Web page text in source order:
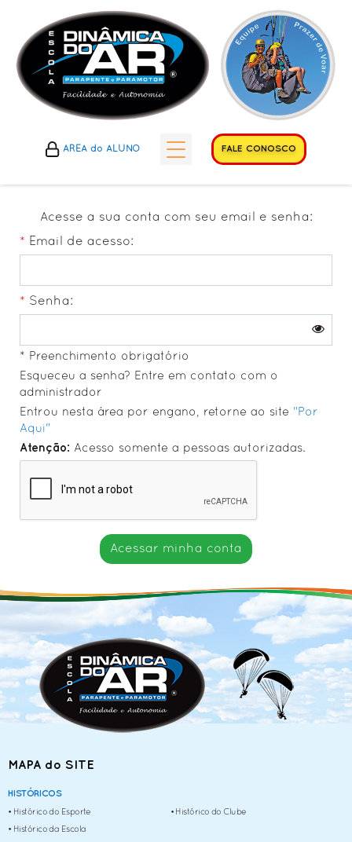
• Histórico do Esporte
• Histórico do Clube
A ESCOLA
• Diferenciais Escola
✓ Curso ParaPente (PG)
✓ Curso ParaMotor (PPG)
✓ Curso Voo Duplo (PG) - Check
✓ Curso ParaPente - Reciclagem
• Equipe e Pilotos (BUSCA) 🔍
• Política de Privacidade
• Equipamentos Principais
• Acessórios + Comuns
FOTOS & VÍDEOS
• Festas de Confraternização
• Trips & Viagens
• SOL Sports & Região
• Eventos Diversos
• Manobras Acrobáticas & Conexões
• Álbuns Fotos Diversos
ÁREA do ALUNO FALE CONOSCO
Acesse a sua conta com seu email e senha:
Email de acesso:
Senha:
* Preenchimento obrigatório
Esqueceu a senha? Entre em contato com o
administrador
Entrou nesta área por engano, retorne ao site "Por
Aqui"
Atenção: Acesso somente a pessoas autorizadas.
Acessar minha conta
MAPA do SITE
HISTÓRICOS
• Histórico do Esporte • Histórico do Clube
• Histórico da Escola